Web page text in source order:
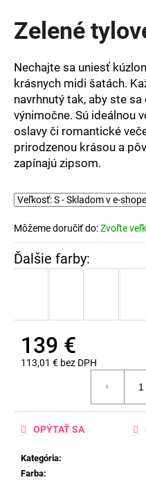
produktu
je
5
hviezdičiek.
Zelené
Nechajte sa uniesť
krásnych midi šatách.
navrhnutý tak, aby ste
výnimočne. Sú ideálnou
oslavy či romantické
prirodzenou krásou a
zapínajú zipsom.
Môžeme doručiť do:Zvoľte
139 €
113,01 € bez DPH
Kategória:
Farba:
OPÝTAŤ SA